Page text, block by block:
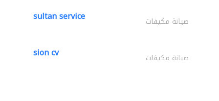
sultan service صيانة مكيفات
sion cv صيانة مكيفات